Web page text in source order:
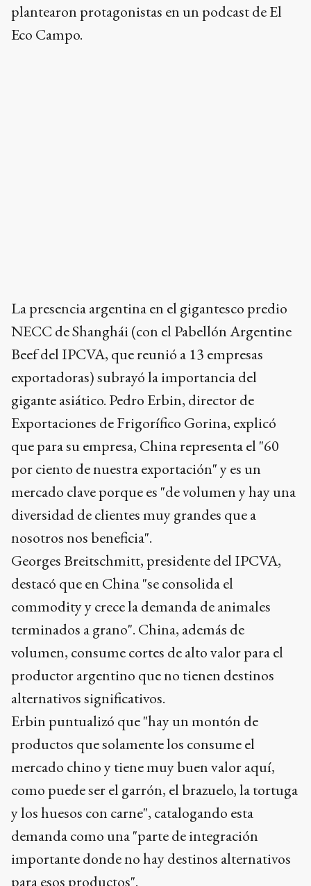
plantearon protagonistas en un podcast de El
Eco Campo.
La presencia argentina en el gigantesco predio
NECC de Shanghái (con el Pabellón Argentine
Beef del IPCVA, que reunió a 13 empresas
exportadoras) subrayó la importancia del
gigante asiático. Pedro Erbin, director de
Exportaciones de Frigorífico Gorina, explicó
que para su empresa, China representa el "60
por ciento de nuestra exportación" y es un
mercado clave porque es "de volumen y hay una
diversidad de clientes muy grandes que a
nosotros nos beneficia".
Georges Breitschmitt, presidente del IPCVA,
destacó que en China "se consolida el
commodity y crece la demanda de animales
terminados a grano". China, además de
volumen, consume cortes de alto valor para el
productor argentino que no tienen destinos
alternativos significativos.
Erbin puntualizó que "hay un montón de
productos que solamente los consume el
mercado chino y tiene muy buen valor aquí,
como puede ser el garrón, el brazuelo, la tortuga
y los huesos con carne", catalogando esta
demanda como una "parte de integración
importante donde no hay destinos alternativos
para esos productos".